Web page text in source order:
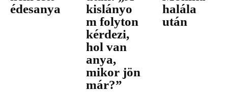
édesanya
kislányo
m folyton
kérdezi,
hol van
anya,
mikor jön
már?”
halála
után